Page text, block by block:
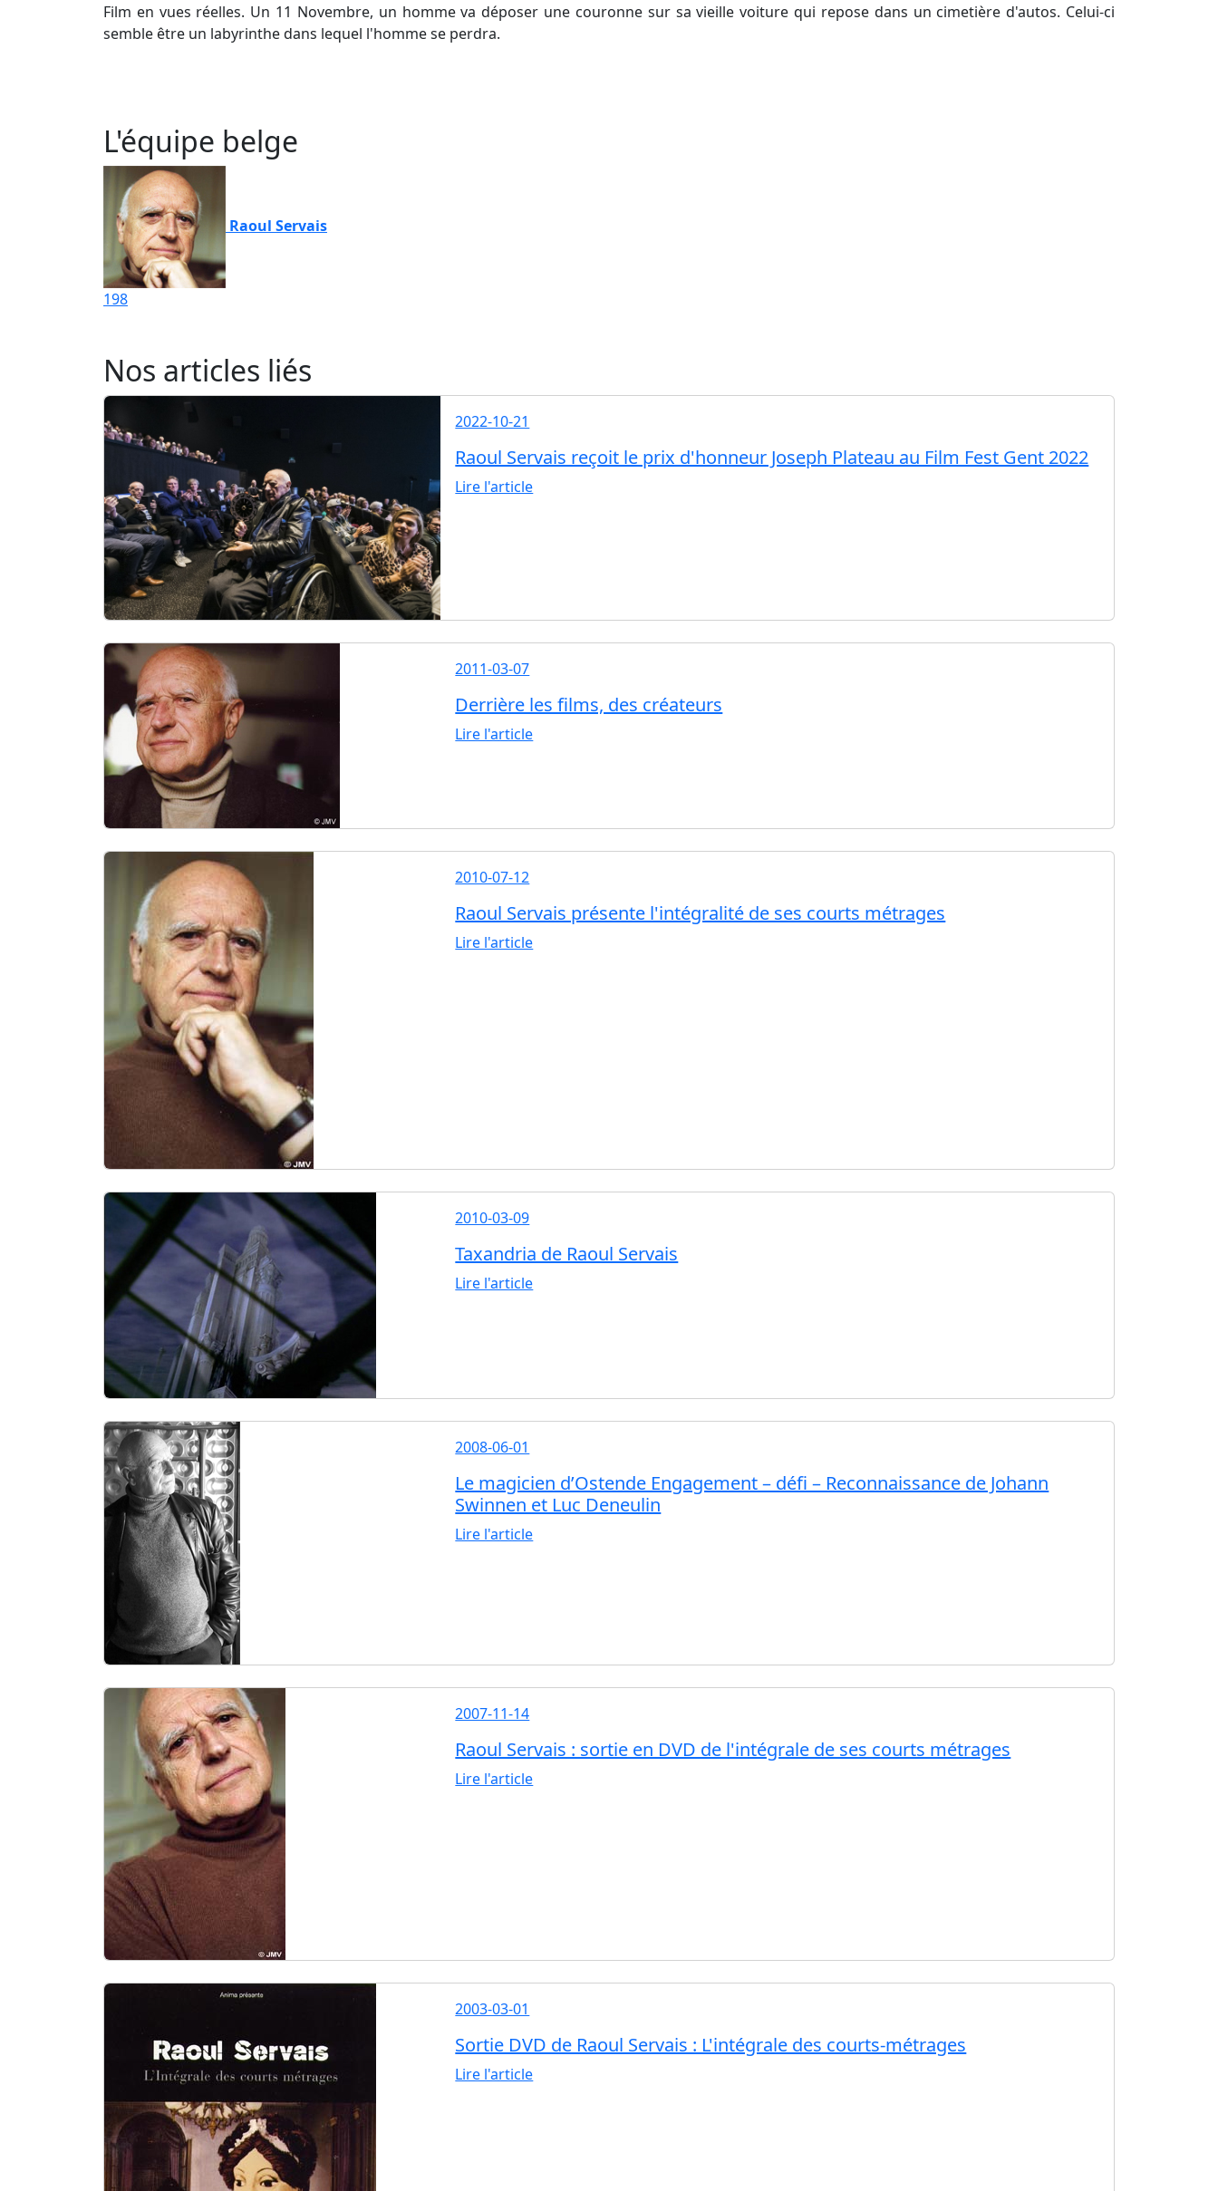
Film en vues réelles. Un 11 Novembre, un homme va déposer une couronne sur sa vieille voiture qui repose dans un cimetière d'autos. Celui-ci
semble être un labyrinthe dans lequel l'homme se perdra.
L'équipe belge
Raoul Servais
198
Nos articles liés
2022-10-21
Raoul Servais reçoit le prix d'honneur Joseph Plateau au Film Fest Gent 2022
Lire l'article
2011-03-07
Derrière les films, des créateurs
Lire l'article
2010-07-12
Raoul Servais présente l'intégralité de ses courts métrages
Lire l'article
2010-03-09
Taxandria de Raoul Servais
Lire l'article
2008-06-01
Le magicien d’Ostende Engagement – défi – Reconnaissance de Johann
Swinnen et Luc Deneulin
Lire l'article
2007-11-14
Raoul Servais : sortie en DVD de l'intégrale de ses courts métrages
Lire l'article
2003-03-01
Sortie DVD de Raoul Servais : L'intégrale des courts-métrages
Lire l'article